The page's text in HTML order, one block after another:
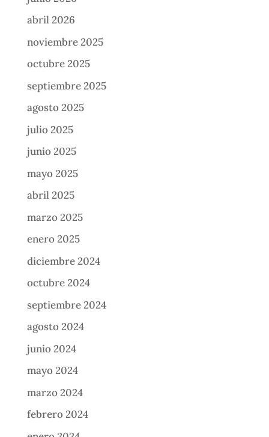
abril 2026
noviembre 2025
octubre 2025
septiembre 2025
agosto 2025
julio 2025
junio 2025
mayo 2025
abril 2025
marzo 2025
enero 2025
diciembre 2024
octubre 2024
septiembre 2024
agosto 2024
junio 2024
mayo 2024
marzo 2024
febrero 2024